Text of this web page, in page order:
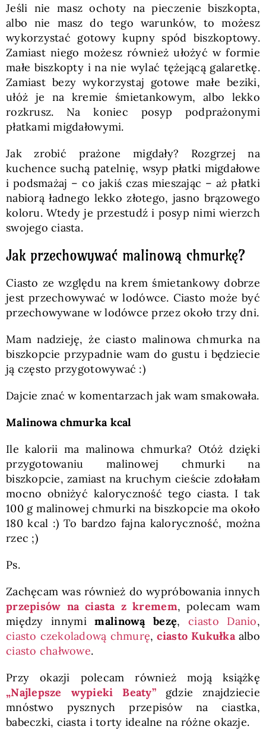
Jeśli nie masz ochoty na pieczenie biszkopta,
albo nie masz do tego warunków, to możesz
wykorzystać gotowy kupny spód biszkoptowy.
Zamiast niego możesz również ułożyć w formie
małe biszkopty i na nie wylać tężejącą galaretkę.
Zamiast bezy wykorzystaj gotowe małe beziki,
ułóż je na kremie śmietankowym, albo lekko
rozkrusz. Na koniec posyp podprażonymi
płatkami migdałowymi.
Jak zrobić prażone migdały? Rozgrzej na
kuchence suchą patelnię, wsyp płatki migdałowe
i podsmażaj – co jakiś czas mieszając – aż płatki
nabiorą ładnego lekko złotego, jasno brązowego
koloru. Wtedy je przestudź i posyp nimi wierzch
swojego ciasta.
Jak przechowywać malinową chmurkę?
Ciasto ze względu na krem śmietankowy dobrze
jest przechowywać w lodówce. Ciasto może być
przechowywane w lodówce przez około trzy dni.
Mam nadzieję, że ciasto malinowa chmurka na
biszkopcie przypadnie wam do gustu i będziecie
ją często przygotowywać :)
Dajcie znać w komentarzach jak wam smakowała.
Malinowa chmurka kcal
Ile kalorii ma malinowa chmurka? Otóż dzięki
przygotowaniu malinowej chmurki na
biszkopcie, zamiast na kruchym cieście zdołałam
mocno obniżyć kaloryczność tego ciasta. I tak
100 g malinowej chmurki na biszkopcie ma około
180 kcal :) To bardzo fajna kaloryczność, można
rzec ;)
Ps.
Zachęcam was również do wypróbowania innych
przepisów na ciasta z kremem, polecam wam
między innymimalinową bezę,ciasto Danio,
ciasto czekoladową chmurę,ciasto Kukułkaalbo
ciasto chałwowe.
Przy okazji polecam również moją książkę
„Najlepsze wypieki Beaty”gdzie znajdziecie
mnóstwo pysznych przepisów na ciastka,
babeczki, ciasta i torty idealne na różne okazje.